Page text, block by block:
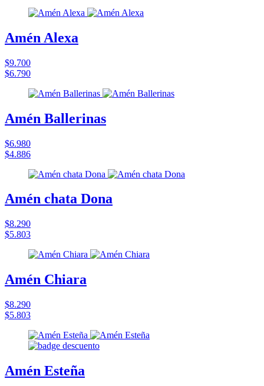
Amén Alexa
$9.700
$6.790
Amén Ballerinas
$6.980
$4.886
Amén chata Dona
$8.290
$5.803
Amén Chiara
$8.290
$5.803
Amén Esteña